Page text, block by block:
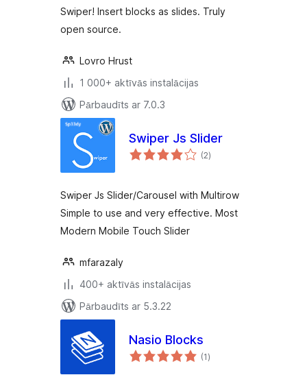
Swiper! Insert blocks as slides. Truly
open source.
Lovro Hrust
1 000+ aktīvās instalācijas
Pārbaudīts ar 7.0.3
Swiper Js Slider
(2vērtējumu
kopsumma
)
Swiper Js Slider/Carousel with Multirow
Simple to use and very effective. Most
Modern Mobile Touch Slider
mfarazaly
400+ aktīvās instalācijas
Pārbaudīts ar 5.3.22
Nasio Blocks
(1vērtējumu
kopsumma
)